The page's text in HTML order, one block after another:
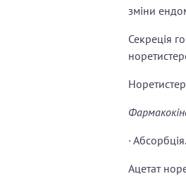
зміни
Секреція
· Абсорбція.
Ацетат